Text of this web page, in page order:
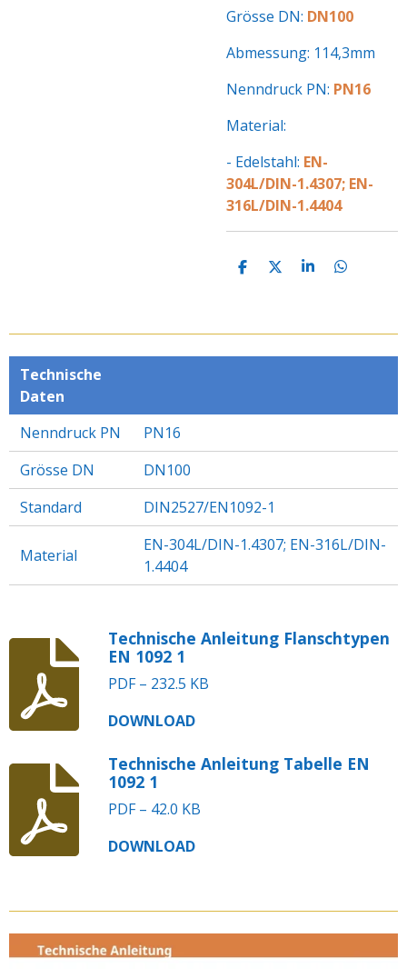
Grösse DN: DN100
Abmessung: 114,3mm
Nenndruck PN: PN16
Material:
- Edelstahl: EN-
304L/DIN-1.4307; EN-
316L/DIN-1.4404
T
E
T
E
T
E
T
E
Technische
Daten
Nenndruck PN
PN16
Grösse DN
DN100
Standard
DIN2527/EN1092-1
Material
EN-304L/DIN-1.4307; EN-316L/DIN-
1.4404
Technische Anleitung Flanschtypen
EN 1092 1
PDF – 232.5 KB
DOWNLOAD
Technische Anleitung Tabelle EN
1092 1
PDF – 42.0 KB
DOWNLOAD